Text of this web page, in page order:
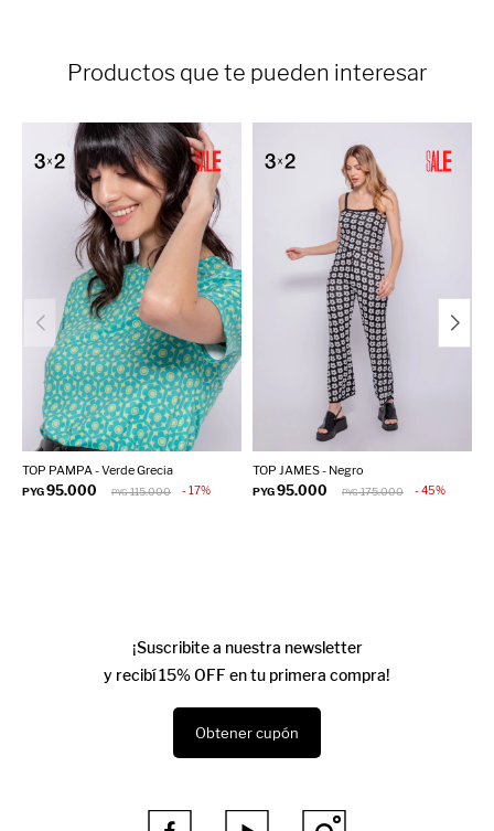
Productos que te pueden interesar
TOP PAMPA - Verde Grecia
PYG95.000 PYG 115.000 17
TOP JAMES - Negro
PYG95.000 PYG 175.000 45
¡Suscribite a nuestra newsletter
y recibí 15% OFF en tu primera compra!
Obtener cupón